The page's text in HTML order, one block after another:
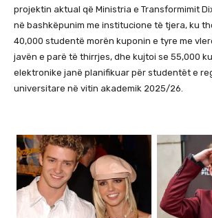
projektin aktual që Ministria e Transformimit
në bashkëpunim me institucione të tjera, ku
40,000 studentë morën kuponin e tyre me
javën e parë të thirrjes, dhe kujtoi se 55,000
elektronike janë planifikuar për studentët e
universitare në vitin akademik 2025/26.